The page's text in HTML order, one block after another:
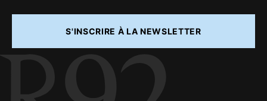
S'INSCRIRE À LA NEWSLETTER